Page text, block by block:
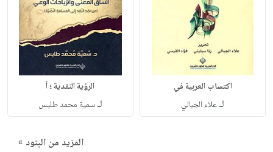
اكتساب العربية في
لـعلاء الجبالي
الرؤية النقدية ؛ أ
لـسمية محمد طليس
المزيد من البنود »